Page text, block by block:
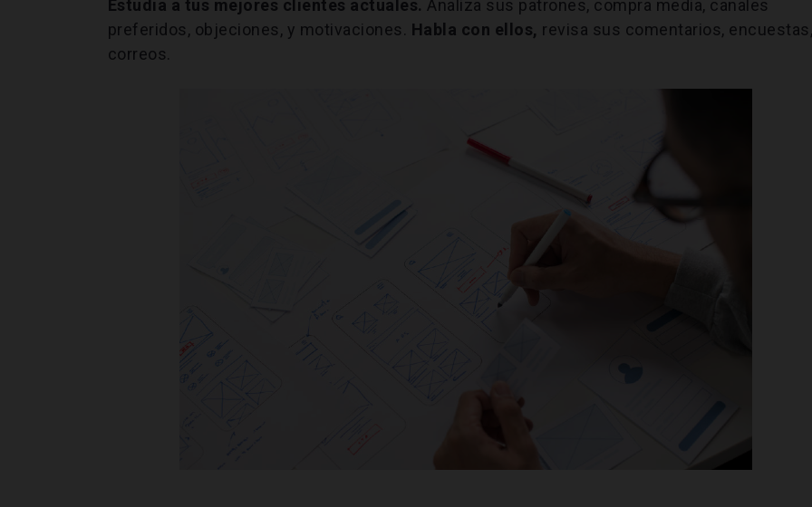
Estudia a tus mejores clientes actuales. Analiza sus patrones, compra media, canales
preferidos, objeciones, y motivaciones. Habla con ellos, revisa sus comentarios,
correos.